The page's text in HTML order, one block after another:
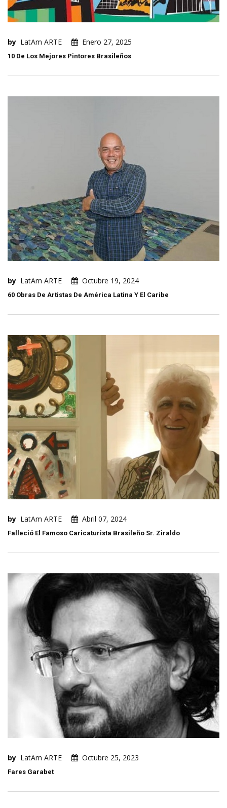
by LatAm ARTE Enero 27, 2025
10 De Los Mejores Pintores Brasileños
by LatAm ARTE Octubre 19, 2024
60 Obras De Artistas De América Latina Y El Caribe
by LatAm ARTE Abril 07, 2024
Falleció El Famoso Caricaturista Brasileño Sr. Ziraldo
by LatAm ARTE Octubre 25, 2023
Fares Garabet